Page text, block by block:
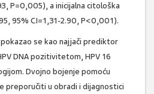
P=0,005), a inicijalna citološka
95% CI=1,31-2.90, P<0,001).
se kao najjači prediktor
DNA pozitivitetom, HPV 16
Dvojno bojenje pomoću
preporučiti u obradi i dijagnostici